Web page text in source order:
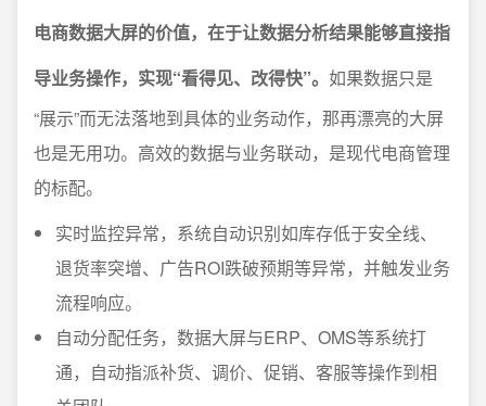
电商数据大屏的价值，在于让数据分析结果能够直接指
导业务操作，实现“看得见、改得快”。 如果数据只是
“展示”而无法落地到具体的业务动作，那再漂亮的大屏
也是无用功。高效的数据与业务联动，是现代电商管理
的标配。
实时监控异常，系统自动识别如库存低于安全线、
退货率突增、广告ROI跌破预期等异常，并触发业务
流程响应。
自动分配任务，数据大屏与ERP、OMS等系统打
通，自动指派补货、调价、促销、客服等操作到相